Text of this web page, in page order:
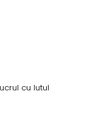
cu lutul